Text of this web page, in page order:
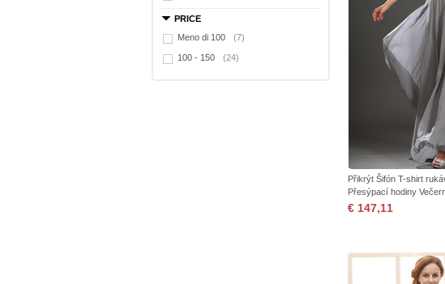
PRICE
Meno di 100
(7)
100 - 150 (24)
Přikrýt Šifón T-shirt
Přesýpací hodiny
€ 147,11